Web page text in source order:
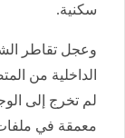
سكنية.
وعجل تقاطر
الداخلية من
لم تخرج إلى
معمقة في